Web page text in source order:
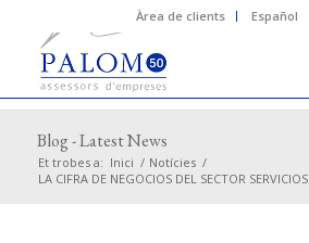
Àrea de clients Español
Blog - Latest News
Et trobes a: Inici / Notícies /
LA CIFRA DE NEGOCIOS DEL SECTOR SERVICIOS